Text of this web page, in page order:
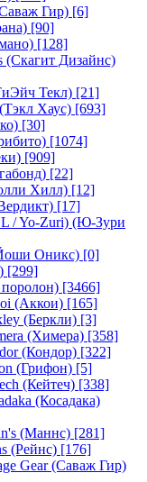
Гир) [6]
[90]
[128]
(Скагит Дизайнс)
Текл) [21]
Хаус) [693]
[30]
[1074]
[909]
[22]
Хилл) [12]
[17]
/ Yo-Zuri) (Ю-Зури
Оникс) [0]
[299]
[3466]
(Аккои) [165]
(Беркли) [3]
(Химера) [358]
(Кондор) [322]
(Грифон) [5]
(Кейтеч) [338]
(Косадака)
(Маннс) [281]
(Рейнс) [176]
Gear (Саваж Гир)